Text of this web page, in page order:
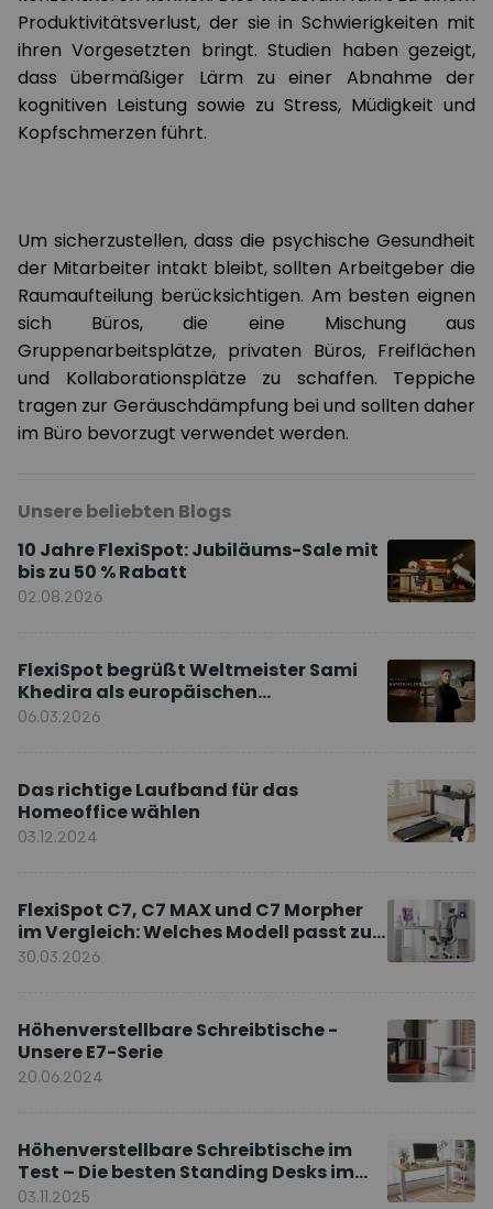
Produktivitätsverlust, der sie in Schwierigkeiten mit
ihren Vorgesetzten bringt. Studien haben gezeigt,
dass übermäßiger Lärm zu einer Abnahme der
kognitiven Leistung sowie zu Stress, Müdigkeit und
Kopfschmerzen führt.
Um sicherzustellen, dass die psychische Gesundheit
der Mitarbeiter intakt bleibt, sollten Arbeitgeber die
Raumaufteilung berücksichtigen. Am besten eignen
sich Büros, die eine Mischung aus
Gruppenarbeitsplätze, privaten Büros, Freiflächen
und Kollaborationsplätze zu schaffen. Teppiche
tragen zur Geräuschdämpfung bei und sollten daher
im Büro bevorzugt verwendet werden.
Unsere beliebten Blogs
10 Jahre FlexiSpot: Jubiläums-Sale mit
bis zu 50 % Rabatt
02.08.2026
FlexiSpot begrüßt Weltmeister Sami
Khedira als europäischen
Markenbotschafter
06.03.2026
Das richtige Laufband für das
Homeoffice wählen
03.12.2024
FlexiSpot C7, C7 MAX und C7 Morpher
im Vergleich: Welches Modell passt zu
Ihnen?
30.03.2026
Höhenverstellbare Schreibtische -
Unsere E7-Serie
20.06.2024
Höhenverstellbare Schreibtische im
Test – Die besten Standing Desks im
Vergleich
03.11.2025